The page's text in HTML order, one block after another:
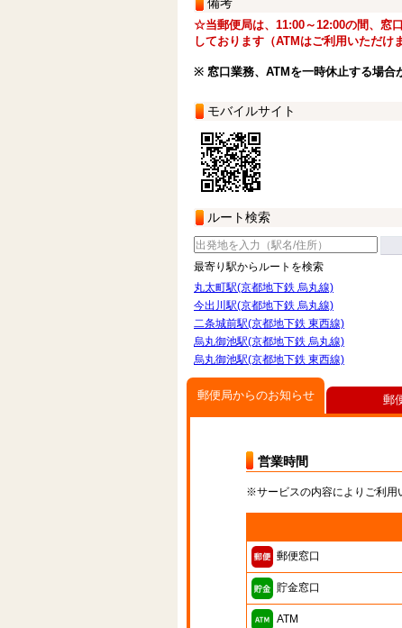
☆当郵便局は、11:00～12:00の間、窓
しております（ATMはご利用いただけ
※ 窓口業務、ATMを一時休止する場合
モバイルサイト
ルート検索
最寄り駅からルートを検索
丸太町駅(京都地下鉄 烏丸線)
今出川駅(京都地下鉄 烏丸線)
二条城前駅(京都地下鉄 東西線)
烏丸御池駅(京都地下鉄 烏丸線)
烏丸御池駅(京都地下鉄 東西線)
郵便局からのお知らせ
営業時間
※サービスの内容によりご利用
郵便窓口
貯金窓口
ATM
郵